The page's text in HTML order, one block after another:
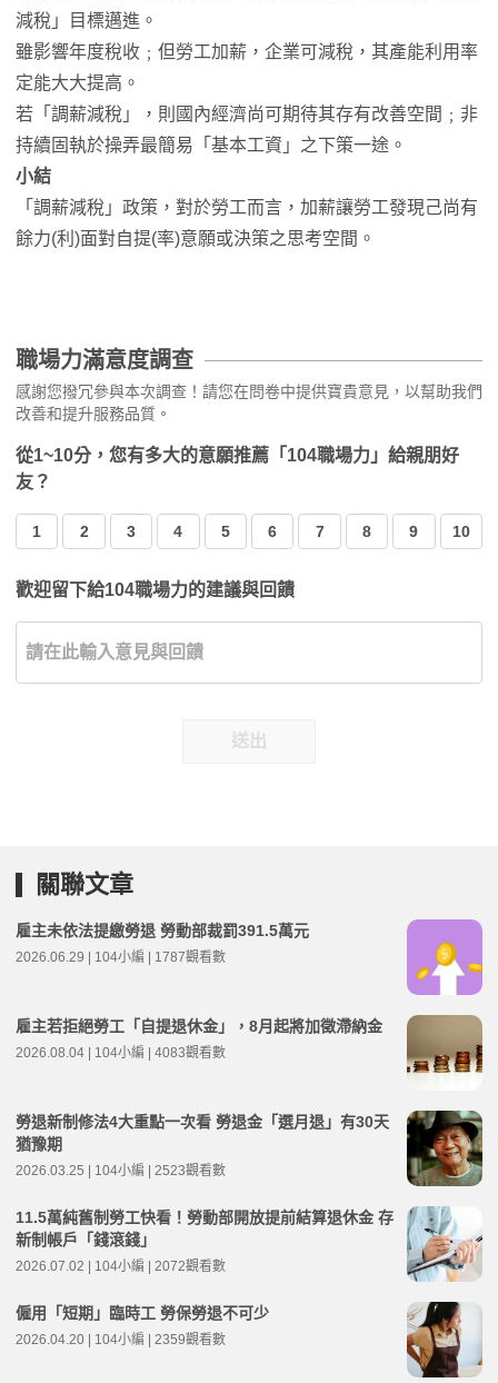
減稅」目標邁進。
雖影響年度稅收﹔但勞工加薪，企業可減稅，其產能利用率
定能大大提高。
若「調薪減稅」，則國內經濟尚可期待其存有改善空間﹔非
持續固執於操弄最簡易「基本工資」之下策一途。
小結
「調薪減稅」政策，對於勞工而言，加薪讓勞工發現己尚有
餘力(利)面對自提(率)意願或決策之思考空間。
職場力滿意度調查
感謝您撥冗參與本次調查！請您在問卷中提供寶貴意見，以幫助我們
改善和提升服務品質。
從1~10分，您有多大的意願推薦「104職場力」給親朋好
友？
1 2 3 4 5 6 7 8 9 10
歡迎留下給104職場力的建議與回饋
送出
關聯文章
雇主未依法提繳勞退 勞動部裁罰391.5萬元
2026.06.29 | 104小編 | 1787觀看數
雇主若拒絕勞工「自提退休金」，8月起將加徵滯納金
2026.08.04 | 104小編 | 4083觀看數
勞退新制修法4大重點一次看 勞退金「選月退」有30天
猶豫期
2026.03.25 | 104小編 | 2523觀看數
11.5萬純舊制勞工快看！勞動部開放提前結算退休金 存
新制帳戶「錢滾錢」
2026.07.02 | 104小編 | 2072觀看數
僱用「短期」臨時工 勞保勞退不可少
2026.04.20 | 104小編 | 2359觀看數